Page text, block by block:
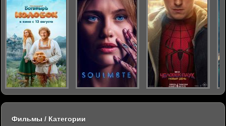
Фильмы / Категории